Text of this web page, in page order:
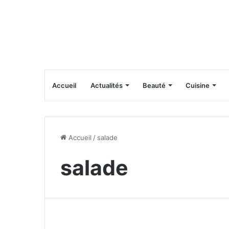
Accueil Actualités Beauté Cuisine
Accueil / salade
salade